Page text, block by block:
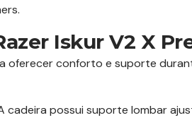
Iskur V2 X
oferecer conforto e suporte
cadeira possui suporte lombar